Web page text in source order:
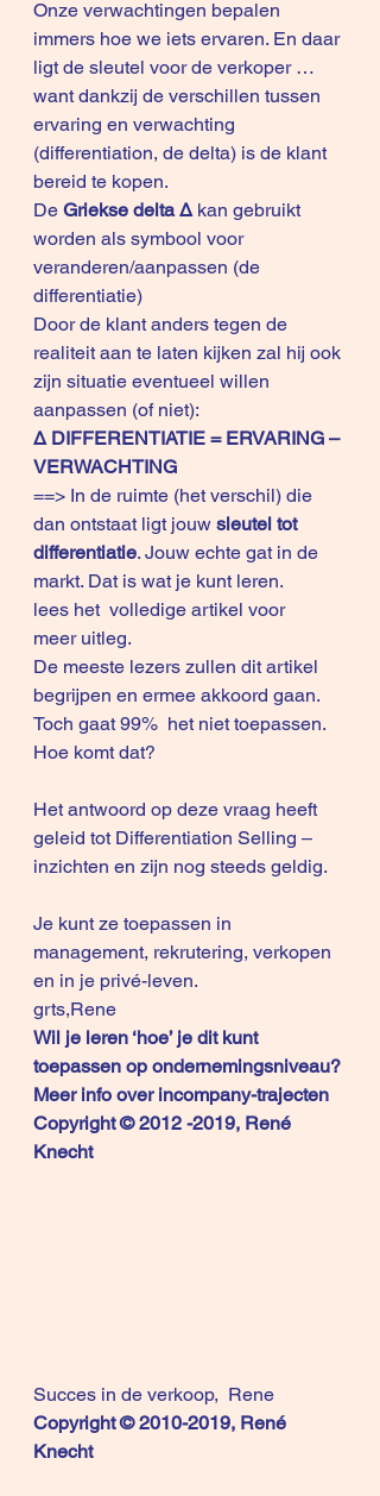
Onze verwachtingen bepalen
immers hoe we iets ervaren. En daar
ligt de sleutel voor de verkoper …
want dankzij de verschillen tussen
ervaring en verwachting
(differentiation, de delta) is de klant
bereid te kopen.
De Griekse delta Δ kan gebruikt
worden als symbool voor
veranderen/aanpassen (de
differentiatie)
Door de klant anders tegen de
realiteit aan te laten kijken zal hij ook
zijn situatie eventueel willen
aanpassen (of niet):
Δ DIFFERENTIATIE = ERVARING –
VERWACHTING
==> In de ruimte (het verschil) die
dan ontstaat ligt jouw sleutel tot
differentiatie. Jouw echte gat in de
markt. Dat is wat je kunt leren.
lees het volledige artikel voor
meer uitleg.
De meeste lezers zullen dit artikel
begrijpen en ermee akkoord gaan.
Toch gaat 99%  het niet toepassen.
Hoe komt dat?
Het antwoord op deze vraag heeft
geleid tot Differentiation Selling –
inzichten en zijn nog steeds geldig.
Je kunt ze toepassen in
management, rekrutering, verkopen
en in je privé-leven.
grts,Rene
Wil je leren ‘hoe’ je dit kunt
toepassen op ondernemingsniveau?
Meer info over incompany-trajecten
Copyright © 2012 -2019, René
Knecht
Succes in de verkoop,  Rene
Copyright © 2010-2019, René
Knecht